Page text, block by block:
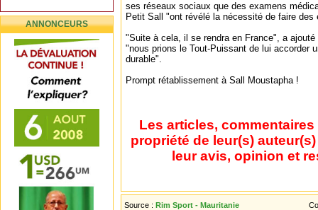
ANNONCEURS
ses réseaux sociaux que des examens
Petit Sall "ont révélé la nécessité de faire des
"Suite à cela, il se rendra en France", a
"nous prions le Tout-Puissant de lui accorder
durable".
Prompt rétablissement à Sall Moustapha !
Les articles,
propriété de leur(s)
leur avis, opinion et
Source : Rim Sport - Mauritanie